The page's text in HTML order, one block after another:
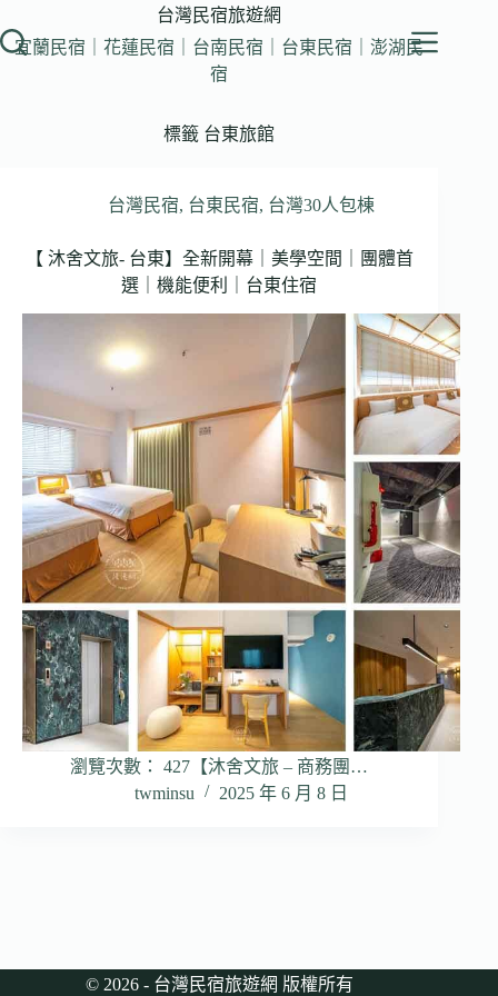
至
台灣民宿旅遊網
宜蘭民宿｜花蓮民宿｜台南民宿｜台東民宿｜澎湖民
宿
標籤 台東旅館
台灣民宿, 台東民宿, 台灣30人包棟
【 沐舍文旅- 台東】全新開幕｜美學空間｜團體首
選｜機能便利｜台東住宿
瀏覽次數： 427【沐舍文旅 – 商務團…
twminsu
2025 年 6 月 8 日
© 2026 - 台灣民宿旅遊網 版權所有